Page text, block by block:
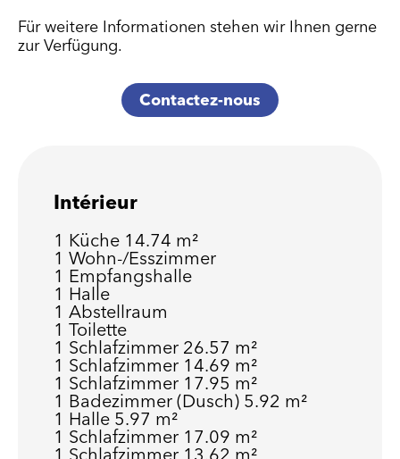
Für weitere Informationen stehen wir Ihnen gerne
zur Verfügung.
Contactez-nous
Intérieur
1 Küche 14.74 m²
1 Wohn-/Esszimmer
1 Empfangshalle
1 Halle
1 Abstellraum
1 Toilette
1 Schlafzimmer 26.57 m²
1 Schlafzimmer 14.69 m²
1 Schlafzimmer 17.95 m²
1 Badezimmer (Dusch) 5.92 m²
1 Halle 5.97 m²
1 Schlafzimmer 17.09 m²
1 Schlafzimmer 13.62 m²